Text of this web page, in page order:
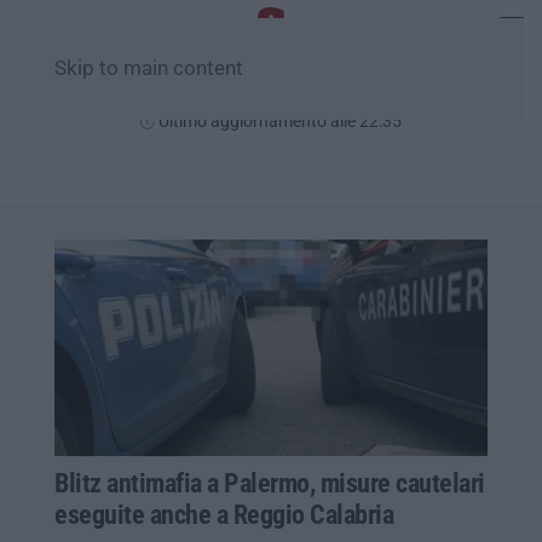
Skip to main content
Ultimo aggiornamento alle 22:35
Blitz antimafia a Palermo, misure cautelari
eseguite anche a Reggio Calabria